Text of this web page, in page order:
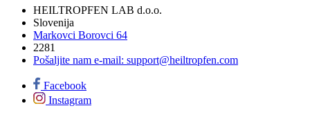
HEILTROPFEN LAB d.o.o.
Slovenija
Markovci Borovci 64
2281
Pošaljite nam e-mail: support@heiltropfen.com
Facebook
Instagram